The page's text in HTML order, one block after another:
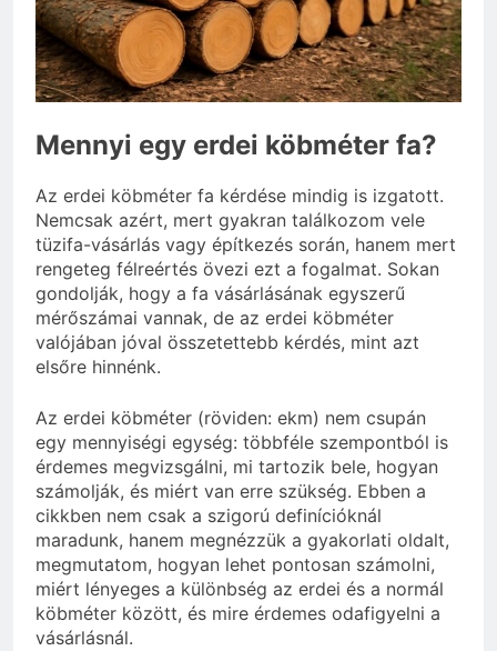
3 Nap Ezelőtt
Mennyi egy erdei köbméter fa?
Az erdei köbméter fa kérdése mindig is izgatott.
Nemcsak azért, mert gyakran találkozom vele
tüzifa-vásárlás vagy építkezés során, hanem mert
rengeteg félreértés övezi ezt a fogalmat. Sokan
gondolják, hogy a fa vásárlásának egyszerű
mérőszámai vannak, de az erdei köbméter
valójában jóval összetettebb kérdés, mint azt
elsőre hinnénk.
Az erdei köbméter (röviden: ekm) nem csupán
egy mennyiségi egység: többféle szempontból is
érdemes megvizsgálni, mi tartozik bele, hogyan
számolják, és miért van erre szükség. Ebben a
cikkben nem csak a szigorú definícióknál
maradunk, hanem megnézzük a gyakorlati oldalt,
megmutatom, hogyan lehet pontosan számolni,
miért lényeges a különbség az erdei és a normál
köbméter között, és mire érdemes odafigyelni a
vásárlásnál.